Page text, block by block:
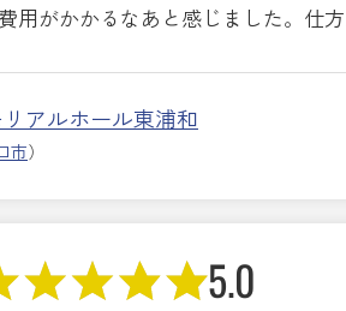
用がかかるなあと感じました。仕
リアルホール東浦和
市）
5.0